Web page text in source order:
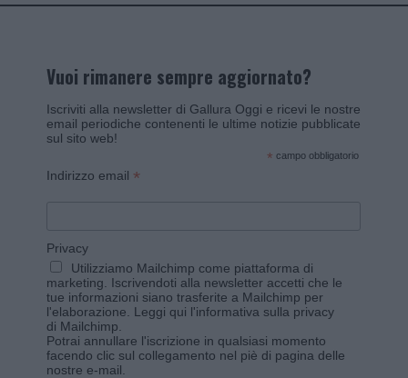
Vuoi rimanere sempre aggiornato?
Iscriviti alla newsletter di Gallura Oggi e ricevi le nostre
email periodiche contenenti le ultime notizie pubblicate
sul sito web!
* campo obbligatorio
Indirizzo email *
Privacy
Utilizziamo Mailchimp come piattaforma di
marketing. Iscrivendoti alla newsletter accetti che le
tue informazioni siano trasferite a Mailchimp per
l'elaborazione. Leggi qui l'informativa sulla privacy
di Mailchimp
Potrai annullare l'iscrizione in qualsiasi momento
facendo clic sul collegamento nel piè di pagina delle
nostre e-mail.